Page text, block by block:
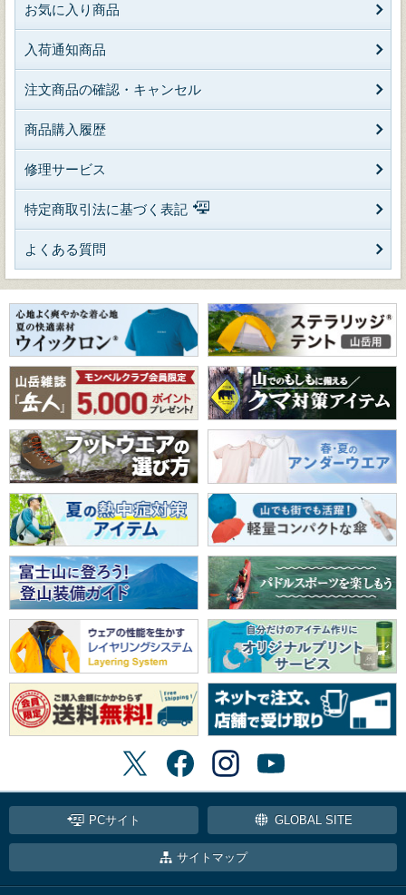
お気に入り商品
入荷通知商品
注文商品の確認・キャンセル
商品購入履歴
修理サービス
特定商取引法に基づく表記
よくある質問
PCサイト GLOBAL SITE
サイトマップ